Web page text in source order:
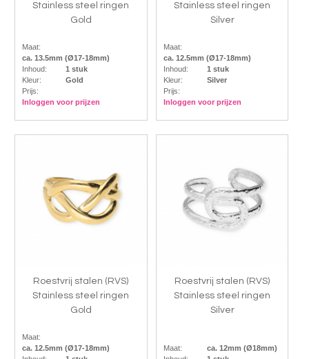
Stainless steel ringen
Gold
Maat:
ca. 13.5mm (Ø17-18mm)
Inhoud:
1 stuk
Kleur:
Gold
Prijs:
Inloggen voor prijzen
Stainless steel ringen
Silver
Maat:
ca. 12.5mm (Ø17-18mm)
Inhoud:
1 stuk
Kleur:
Silver
Prijs:
Inloggen voor prijzen
Roestvrij stalen (RVS)
Stainless steel ringen
Gold
Maat:
ca. 12.5mm (Ø17-18mm)
Roestvrij stalen (RVS)
Stainless steel ringen
Silver
Maat:
ca. 12mm (Ø18mm)